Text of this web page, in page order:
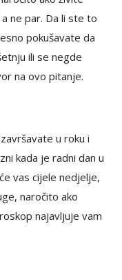
ne par. Da li ste to
pokušavate da
ili se negde
na ovo pitanje.
u roku i
kada je radni dan u
vas cijele nedjelje,
naročito ako
najavljuje vam